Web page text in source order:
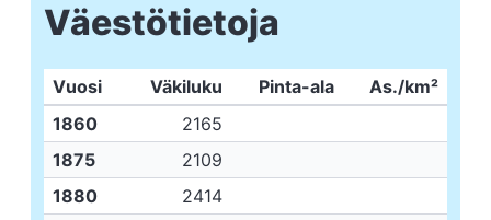
Väestötietoja
Vuosi Väkiluku Pinta-ala
As./km²
1860
2165
1875
2109
1880
2414